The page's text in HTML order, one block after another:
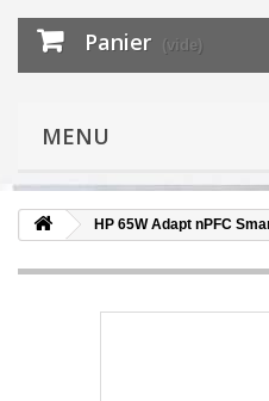
Panier (vide)
MENU
HP 65W Adapt nPFC